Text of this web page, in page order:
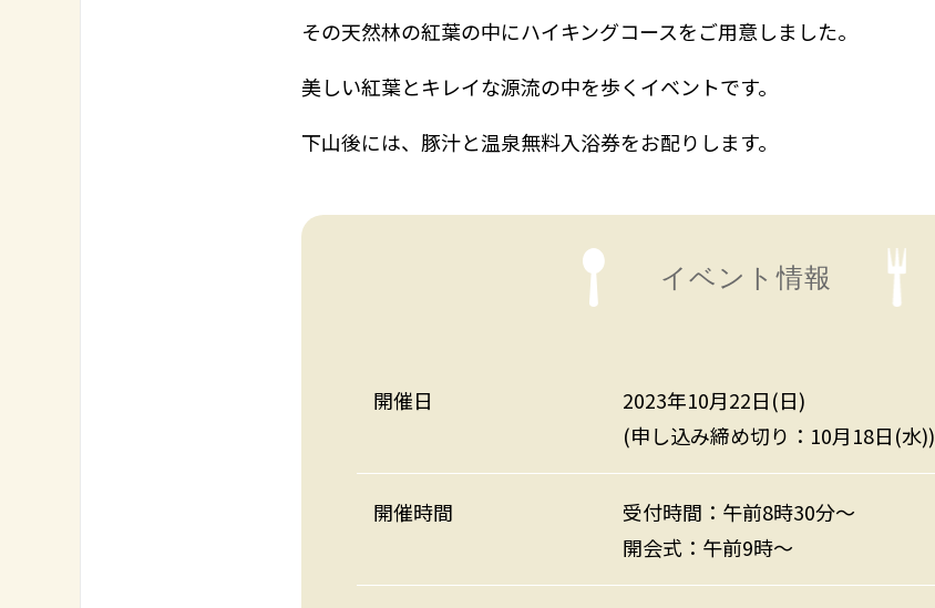
その天然林の紅葉の中にハイキングコースをご用意しました。
美しい紅葉とキレイな源流の中を歩くイベントです。
下山後には、豚汁と温泉無料入浴券をお配りします。
イベント情報
開催日
2023年10月22日(日)
(申し込み締め切り：10月18日(水))
開催時間
受付時間：午前8時30分～
開会式：午前9時～